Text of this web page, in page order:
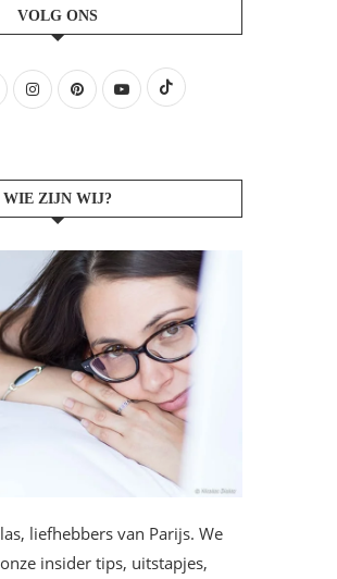
VOLG ONS
WIE ZIJN WIJ?
liefhebbers van Parijs. We
insider tips, uitstapjes,